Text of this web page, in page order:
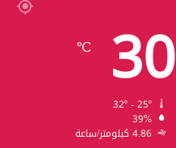
30
℃
39%
4.86 كيلومتر/ساعة